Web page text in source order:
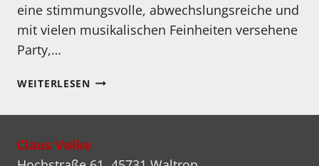
eine stimmungsvolle, abwechslungsreiche und
mit vielen musikalischen Feinheiten versehene
Party,…
WEITERLESENMEIN
NANCY
GENTE
Claus Volke